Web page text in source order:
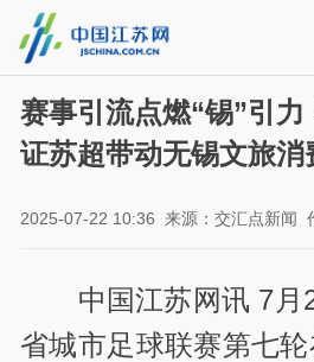
赛事引流点燃“锡”引
证苏超带动无锡文旅消
2025-07-22 10:36 来源：交汇点新闻
中国江苏网讯 7 月
省城市足球联赛第七